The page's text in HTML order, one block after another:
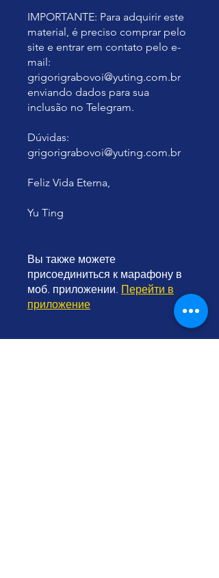
IMPORTANTE: Para adquirir este
material, é preciso comprar pelo
site e entrar em contato pelo e-
mail:
grigorigrabovoi@yuting.com.br
enviando dados para sua
inclusão no Telegram.
Dúvidas:
grigorigrabovoi@yuting.com.br
Feliz Vida Eterna,
Yu Ting
Вы также можете
присоединиться к марафону в
моб. приложении. Перейти в
приложение